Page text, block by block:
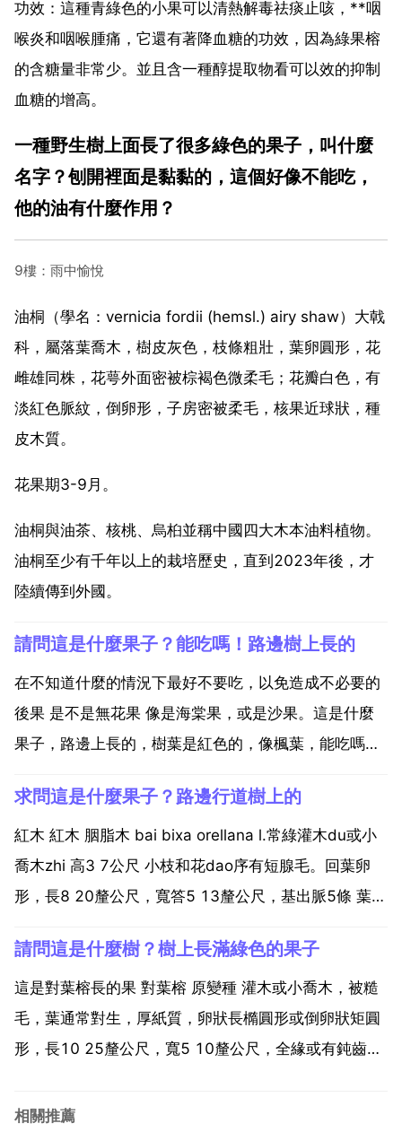
功效：這種青綠色的小果可以清熱解毒祛痰止咳，**咽
喉炎和咽喉腫痛，它還有著降血糖的功效，因為綠果榕
的含糖量非常少。並且含一種醇提取物看可以效的抑制
血糖的增高。
一種野生樹上面長了很多綠色的果子，叫什麼
名字？刨開裡面是黏黏的，這個好像不能吃，
他的油有什麼作用？
9樓：雨中愉悅
油桐（學名：vernicia fordii (hemsl.) airy shaw）大戟
科，屬落葉喬木，樹皮灰色，枝條粗壯，葉卵圓形，花
雌雄同株，花萼外面密被棕褐色微柔毛；花瓣白色，有
淡紅色脈紋，倒卵形，子房密被柔毛，核果近球狀，種
皮木質。
花果期3-9月。
油桐與油茶、核桃、烏桕並稱中國四大木本油料植物。
油桐至少有千年以上的栽培歷史，直到2023年後，才
陸續傳到外國。
請問這是什麼果子？能吃嗎！路邊樹上長的
在不知道什麼的情況下最好不要吃，以免造成不必要的
後果 是不是無花果 像是海棠果，或是沙果。這是什麼
果子，路邊上長的，樹葉是紅色的，像楓葉，能吃嗎？
吃的，成熟的紫葉李口感酸甜，味道不錯。但是吃的時
候要注意衛生，一般路邊用於綠化的紫葉李的果實最好
不要食用。...
求問這是什麼果子？路邊行道樹上的
紅木 紅木 胭脂木 bai bixa orellana l.常綠灌木du或小
喬木zhi 高3 7公尺 小枝和花dao序有短腺毛。回葉卵
形，長8 20釐公尺，寬答5 13釐公尺，基出脈5條 葉柄
紅色，直徑4 5釐公尺 萼片5，圓卵形，長約1釐...
請問這是什麼樹？樹上長滿綠色的果子
這是對葉榕長的果 對葉榕 原變種 灌木或小喬木，被糙
毛，葉通常對生，厚紙質，卵狀長橢圓形或倒卵狀矩圓
形，長10 25釐公尺，寬5 10釐公尺，全緣或有鈍齒，
粗毛，背面被灰色粗糙毛，側脈6 9對 葉柄長1 4釐公
相關推薦